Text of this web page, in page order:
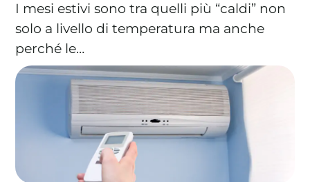
La tua cooperativa energetica sostenibile
BLOG
CONTATTI
PASSA A WEFORGREEN
I mesi estivi sono tra quelli più “caldi” non
solo a livello di temperatura ma anche
perché le…